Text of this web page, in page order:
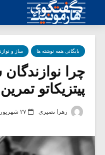
بایگانی همه نوشته ها ساز و
چرا
پیتزیکاتو
زهرا نصیری ۲۷ شهریور ۱۴۰۴